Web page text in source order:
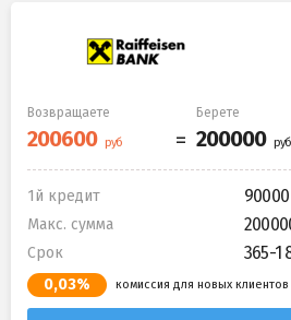
Возвращаете Берете
1й кредит
Макс. сумма
Срок 365-1
0,03% комиссия для новых клиентов